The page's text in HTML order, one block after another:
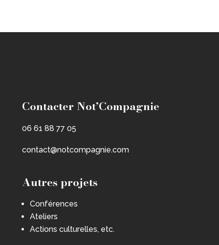
Contacter Not’Compagnie
06 61 88 77 05
contact@notcompagnie.com
Autres projets
Conférences
Ateliers
Actions culturelles, etc.